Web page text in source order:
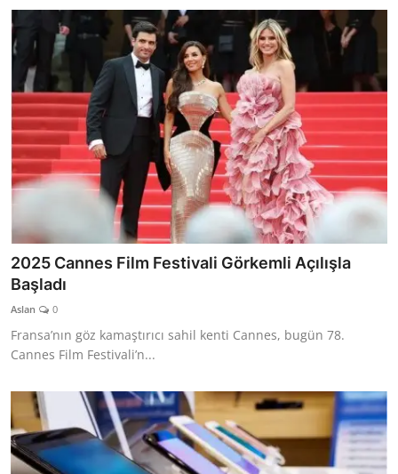
2025 Cannes Film Festivali Görkemli Açılışla
Başladı
Aslan 0
Fransa’nın göz kamaştırıcı sahil kenti Cannes, bugün 78.
Cannes Film Festivali’n...